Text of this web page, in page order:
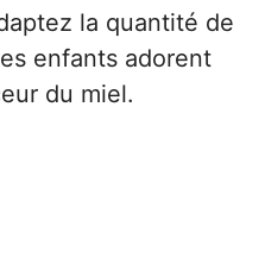
la quantité de
enfants adorent
du miel.